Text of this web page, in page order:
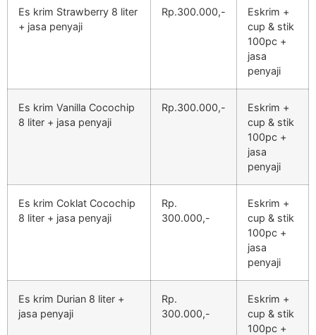
Es krim Strawberry 8 liter
+ jasa penyaji
Rp.300.000,-
Eskrim +
cup & stik
100pc +
jasa
penyaji
Es krim Vanilla Cocochip
8 liter + jasa penyaji
Rp.300.000,-
Eskrim +
cup & stik
100pc +
jasa
penyaji
Es krim Coklat Cocochip
8 liter + jasa penyaji
Rp.
300.000,-
Eskrim +
cup & stik
100pc +
jasa
penyaji
Es krim Durian 8 liter +
jasa penyaji
Rp.
300.000,-
Eskrim +
cup & stik
100pc +